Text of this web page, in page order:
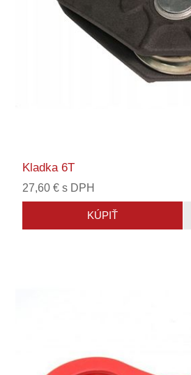
Kladka 6T
27,60 € s DPH